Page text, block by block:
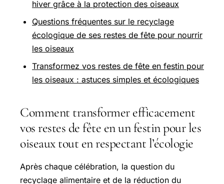
hiver grâce à la protection des oiseaux
Questions fréquentes sur le recyclage
écologique de ses restes de fête pour nourrir
les oiseaux
Transformez vos restes de fête en festin pour
les oiseaux : astuces simples et écologiques
Comment transformer efficacement
vos restes de fête en un festin pour les
oiseaux tout en respectant l’écologie
Après chaque célébration, la question du
recyclage alimentaire et de la réduction du